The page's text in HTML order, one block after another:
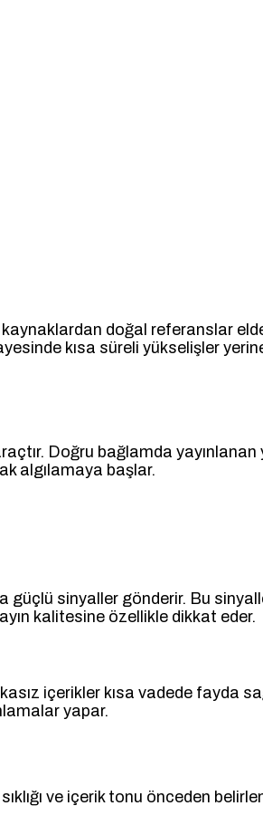
doğal referanslar
kısa süreli yükselişler
Doğru bağlamda
algılamaya başlar.
güçlü sinyaller gönderir. Bu
kalitesine özellikle dikkat eder.
içerikler kısa vadede fayda
yapar.
ve içerik tonu önceden